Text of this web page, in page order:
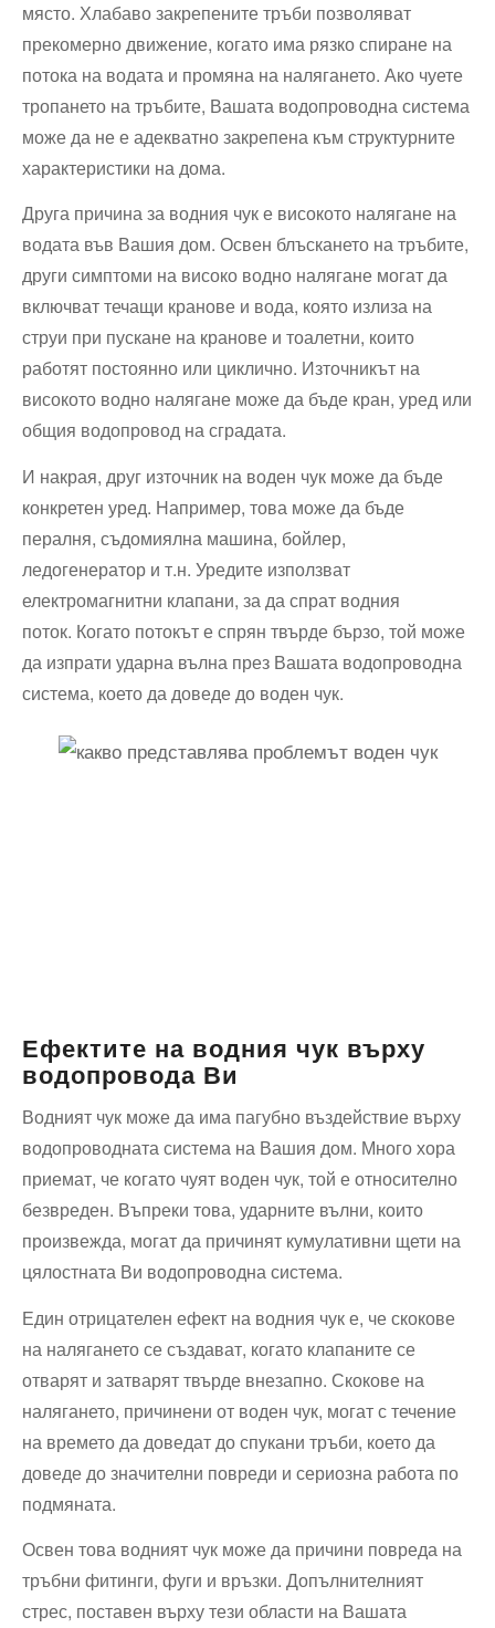
място. Хлабаво закрепените тръби позволяват
прекомерно движение, когато има рязко спиране на
потока на водата и промяна на налягането. Ако чуете
тропането на тръбите, Вашата водопроводна система
може да не е адекватно закрепена към структурните
характеристики на дома.
Друга причина за водния чук е високото налягане на
водата във Вашия дом. Освен блъскането на тръбите,
други симптоми на високо водно налягане могат да
включват течащи кранове и вода, която излиза на
струи при пускане на кранове и тоалетни, които
работят постоянно или циклично. Източникът на
високото водно налягане може да бъде кран, уред или
общия водопровод на сградата.
И накрая, друг източник на воден чук може да бъде
конкретен уред. Например, това може да бъде
пералня, съдомиялна машина, бойлер,
ледогенератор и т.н. Уредите използват
електромагнитни клапани, за да спрат водния
поток. Когато потокът е спрян твърде бързо, той може
да изпрати ударна вълна през Вашата водопроводна
система, което да доведе до воден чук.
Ефектите на водния чук върху
водопровода Ви
Водният чук може да има пагубно въздействие върху
водопроводната система на Вашия дом. Много хора
приемат, че когато чуят воден чук, той е относително
безвреден. Въпреки това, ударните вълни, които
произвежда, могат да причинят кумулативни щети на
цялостната Ви водопроводна система.
Един отрицателен ефект на водния чук е, че скокове
на налягането се създават, когато клапаните се
отварят и затварят твърде внезапно. Скокове на
налягането, причинени от воден чук, могат с течение
на времето да доведат до спукани тръби, което да
доведе до значителни повреди и сериозна работа по
подмяната.
Освен това водният чук може да причини повреда на
тръбни фитинги, фуги и връзки. Допълнителният
стрес, поставен върху тези области на Вашата